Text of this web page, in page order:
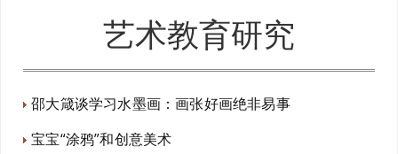
艺术教育研究
邵大箴谈学习水墨画：画张好画绝非易事
宝宝“涂鸦”和创意美术